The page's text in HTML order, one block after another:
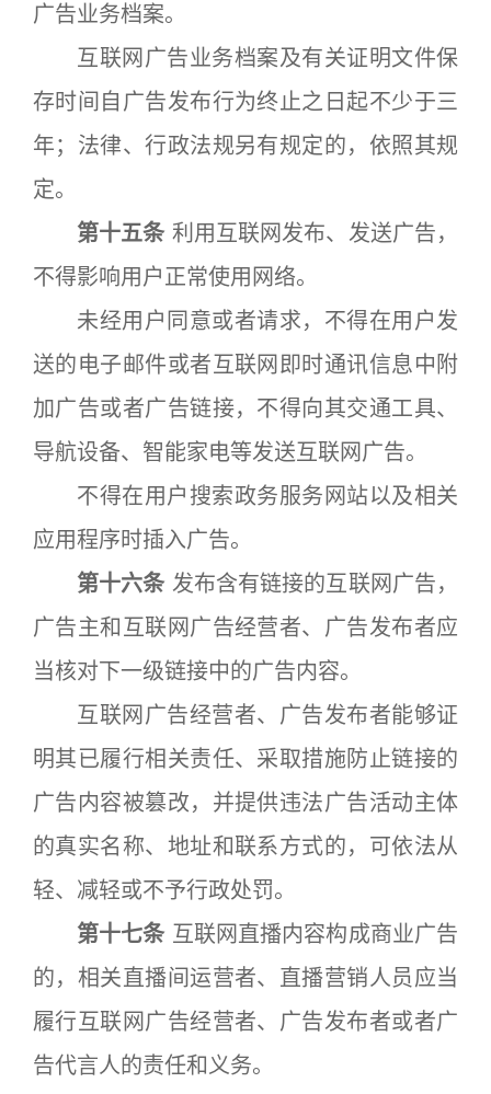
广告业务档案。
互联网广告业务档案及有关证明文件保
存时间自广告发布行为终止之日起不少于三
年；法律、行政法规另有规定的，依照其规
定。
第十五条 利用互联网发布、发送广告，
不得影响用户正常使用网络。
未经用户同意或者请求，不得在用户发
送的电子邮件或者互联网即时通讯信息中附
加广告或者广告链接，不得向其交通工具、
导航设备、智能家电等发送互联网广告。
不得在用户搜索政务服务网站以及相关
应用程序时插入广告。
第十六条 发布含有链接的互联网广告，
广告主和互联网广告经营者、广告发布者应
当核对下一级链接中的广告内容。
互联网广告经营者、广告发布者能够证
明其已履行相关责任、采取措施防止链接的
广告内容被篡改，并提供违法广告活动主体
的真实名称、地址和联系方式的，可依法从
轻、减轻或不予行政处罚。
第十七条 互联网直播内容构成商业广告
的，相关直播间运营者、直播营销人员应当
履行互联网广告经营者、广告发布者或者广
告代言人的责任和义务。